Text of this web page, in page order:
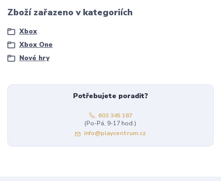
Zboží zařazeno v kategoriích
Xbox
Xbox One
Nové hry
Potřebujete poradit?
603 345 187
(Po-Pá, 9-17 hod.)
info@playcentrum.cz